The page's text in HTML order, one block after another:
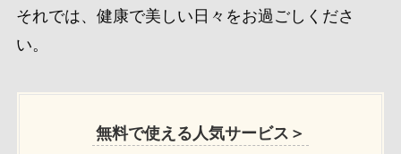
それでは、健康で美しい日々をお過ごしくださ
い。
無料で使える人気サービス＞